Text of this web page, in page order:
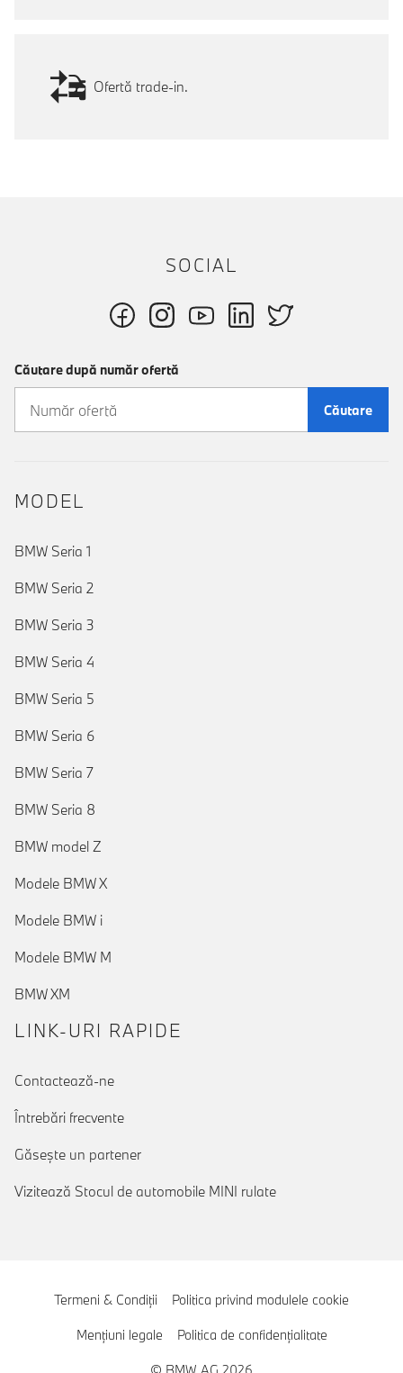
Ofertă trade-in.
SOCIAL
Căutare după număr ofertă
Căutare
MODEL
BMW Seria 1
BMW Seria 2
BMW Seria 3
BMW Seria 4
BMW Seria 5
BMW Seria 6
BMW Seria 7
BMW Seria 8
BMW model Z
Modele BMW X
Modele BMW i
Modele BMW M
BMW XM
LINK-URI RAPIDE
Contactează-ne
Întrebări frecvente
Găseşte un partener
Vizitează Stocul de automobile MINI rulate
Termeni & Condiţii Politica privind modulele cookie
Menţiuni legale Politica de confidenţialitate